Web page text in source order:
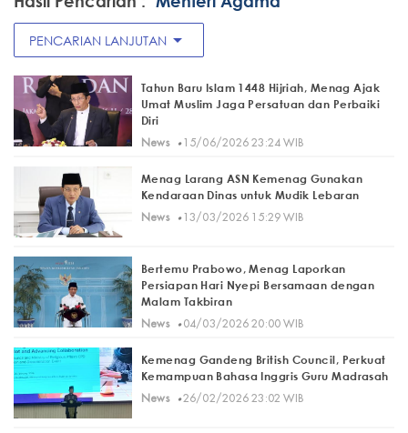
PENCARIAN LANJUTAN arrow_drop_down
Tahun Baru Islam 1448 Hijriah, Menag Ajak
Umat Muslim Jaga Persatuan dan Perbaiki
Diri
News· 15/06/2026 23:24 WIB
Menag Larang ASN Kemenag Gunakan
Kendaraan Dinas untuk Mudik Lebaran
News· 13/03/2026 15:29 WIB
Bertemu Prabowo, Menag Laporkan
Persiapan Hari Nyepi Bersamaan dengan
Malam Takbiran
News· 04/03/2026 20:00 WIB
Kemenag Gandeng British Council, Perkuat
Kemampuan Bahasa Inggris Guru Madrasah
News· 26/02/2026 23:02 WIB